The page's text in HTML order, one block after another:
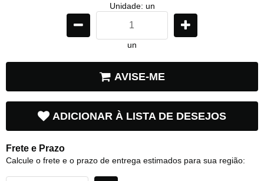
Unidade: un
un
AVISE-ME
ADICIONAR À LISTA DE DESEJOS
Frete e Prazo
Calcule o frete e o prazo de entrega estimados para sua região: